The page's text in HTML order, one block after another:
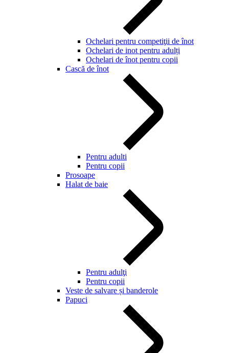
Ochelari pentru competiţii de înot
Ochelari de inot pentru adulți
Ochelari de înot pentru copii
Cască de înot
Pentru adulti
Pentru copii
Prosoape
Halat de baie
Pentru adulţi
Pentru copii
Veste de salvare și banderole
Papuci